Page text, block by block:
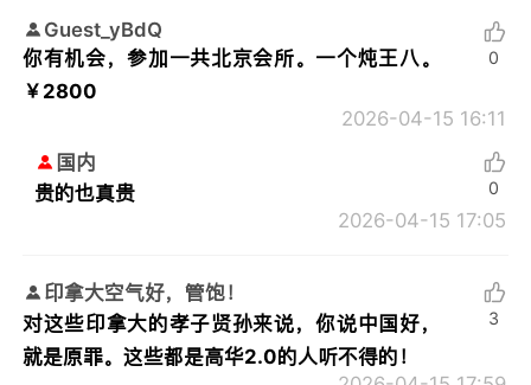
Guest_yBdQ
你有机会，参加一共北京会所。一个炖王八。
￥2800
2026-04-15 16:11
0
国内
贵的也真贵
2026-04-15 17:05
0
印拿大空气好，管饱！
对这些印拿大的孝子贤孙来说，你说中国好，
就是原罪。这些都是高华2.0的人听不得的！
3